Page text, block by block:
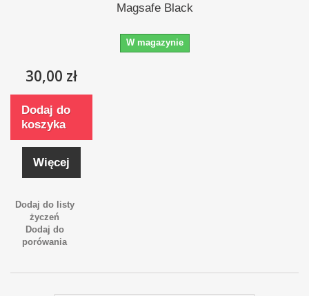
Magsafe Black
W magazynie
30,00 zł
Dodaj do
koszyka
Więcej
Dodaj do listy
życzeń
Dodaj do
porówania